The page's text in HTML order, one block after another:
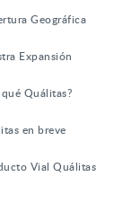
Geográfica
Expansión
qué Quálitas?
en breve
Vial Quálitas